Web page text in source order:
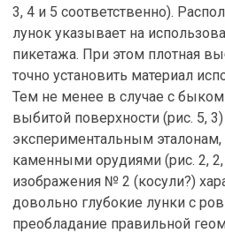
3, 4 и 5 соответственно).
лунок указывает на
пикетажа. При этом плотная
точно установить материал
Тем не менее в случае с
выбитой поверхности (рис. 5,
экспериментальным
каменными орудиями (рис. 2,
изображения № 2 (косули?)
довольно глубокие лунки с
преобладание правильной